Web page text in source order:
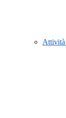
Attività